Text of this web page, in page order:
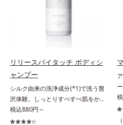
んわり眉に仕上がります。※中身を
取り替えられるリフィルをご用意し
ています。* ダイマージリノール酸
イソステアリル/フィトステリル）
配合＝感触向上成分
リリースバイタッチ ボディシ
ャンプー
シルク由来の洗浄成分(*1)で洗う贅
沢体験。しっとりすべすべ肌をかな
えるボディシャンプー。リリースバ
イタッチ ボディシャンプーふわも
税込880円～